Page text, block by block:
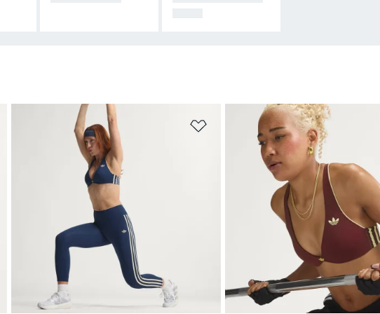
Adicionar à Lista de Desejos Adicionar à Lista de Desejos